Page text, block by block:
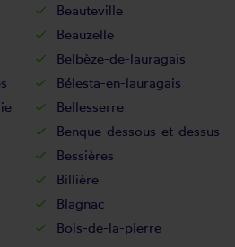
Beauteville
Beauzelle
Belbèze-de-lauragais
Bélesta-en-lauragais
Bellesserre
Benque-dessous-et-dessus
Bessières
Billière
Blagnac
Bois-de-la-pierre